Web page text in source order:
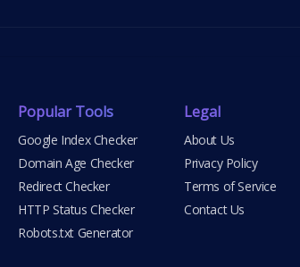
Popular Tools
Google Index Checker
Domain Age Checker
Redirect Checker
HTTP Status Checker
Robots.txt Generator
Legal
About Us
Privacy Policy
Terms of Service
Contact Us